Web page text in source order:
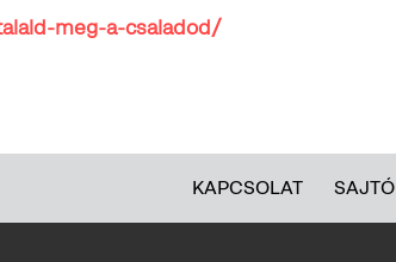
meg-a-csaladod/
KAPCSOLAT SAJTÓ